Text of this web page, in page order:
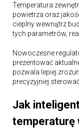
Temperatura
powietrza oraz
cieplny wewnątrz
tych parametrów,
Nowoczesne
prezentować
pozwala lepiej
precyzyjniej
Jak
temperaturę